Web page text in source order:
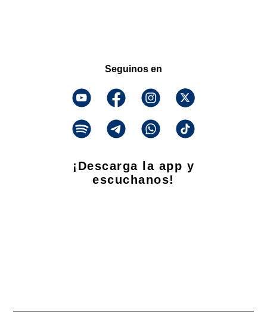
Seguinos en
¡Descarga la app y
escuchanos!